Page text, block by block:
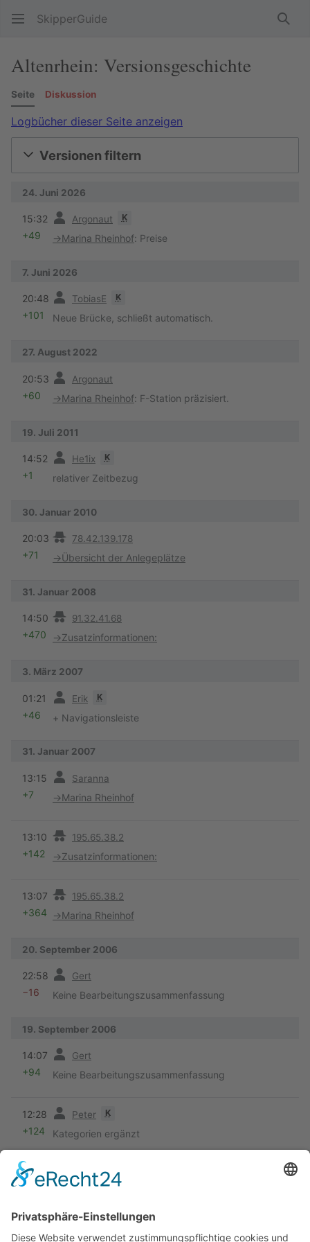
SkipperGuide
Altenrhein: Versionsgeschichte
Seite Diskussion
Logbücher dieser Seite anzeigen
Versionen filtern
24. Juni 2026
15:32 Argonaut K
+49 →Marina Rheinhof: Preise
7. Juni 2026
20:48 TobiasE K
+101 Neue Brücke, schließt automatisch.
27. August 2022
20:53 Argonaut
+60 →Marina Rheinhof: F-Station präzisiert.
19. Juli 2011
14:52 He1ix K
+1 relativer Zeitbezug
30. Januar 2010
20:03 78.42.139.178
+71 →Übersicht der Anlegeplätze
31. Januar 2008
14:50 91.32.41.68
+470 →Zusatzinformationen:
3. März 2007
01:21 Erik K
+46 + Navigationsleiste
31. Januar 2007
13:15 Saranna
+7 →Marina Rheinhof
13:10 195.65.38.2
+142 →Zusatzinformationen:
13:07 195.65.38.2
+364 →Marina Rheinhof
20. September 2006
22:58 Gert
−16 Keine Bearbeitungszusammenfassung
19. September 2006
14:07 Gert
+94 Keine Bearbeitungszusammenfassung
12:28 Peter K
+124 Kategorien ergänzt
18. September 2006
Vorherige
+100 navbox ergänzt